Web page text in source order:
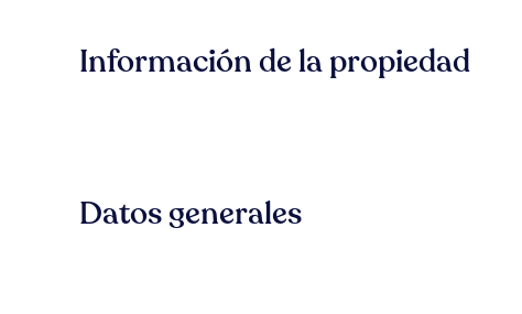
Información de la propiedad
Datos generales